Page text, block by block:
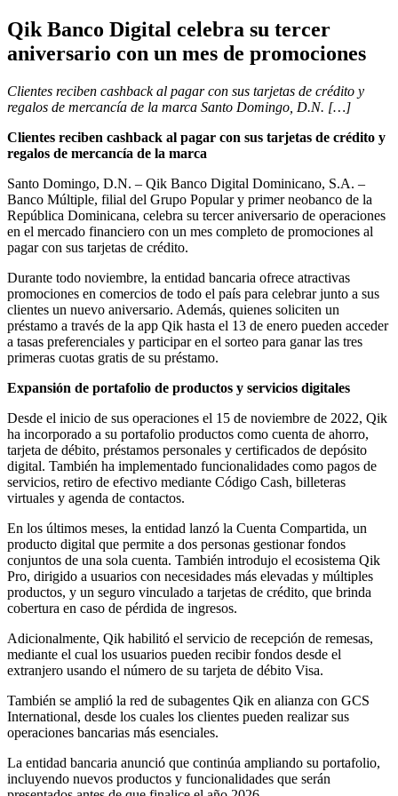
Qik Banco Digital celebra su tercer
aniversario con un mes de promociones
Clientes reciben cashback al pagar con sus tarjetas de crédito y
regalos de mercancía de la marca Santo Domingo, D.N. […]
Clientes reciben cashback al pagar con sus tarjetas de crédito y
regalos de mercancía de la marca
Santo Domingo, D.N. – Qik Banco Digital Dominicano, S.A. –
Banco Múltiple, filial del Grupo Popular y primer neobanco de la
República Dominicana, celebra su tercer aniversario de operaciones
en el mercado financiero con un mes completo de promociones al
pagar con sus tarjetas de crédito.
Durante todo noviembre, la entidad bancaria ofrece atractivas
promociones en comercios de todo el país para celebrar junto a sus
clientes un nuevo aniversario. Además, quienes soliciten un
préstamo a través de la app Qik hasta el 13 de enero pueden acceder
a tasas preferenciales y participar en el sorteo para ganar las tres
primeras cuotas gratis de su préstamo.
Expansión de portafolio de productos y servicios digitales
Desde el inicio de sus operaciones el 15 de noviembre de 2022, Qik
ha incorporado a su portafolio productos como cuenta de ahorro,
tarjeta de débito, préstamos personales y certificados de depósito
digital. También ha implementado funcionalidades como pagos de
servicios, retiro de efectivo mediante Código Cash, billeteras
virtuales y agenda de contactos.
En los últimos meses, la entidad lanzó la Cuenta Compartida, un
producto digital que permite a dos personas gestionar fondos
conjuntos de una sola cuenta. También introdujo el ecosistema Qik
Pro, dirigido a usuarios con necesidades más elevadas y múltiples
productos, y un seguro vinculado a tarjetas de crédito, que brinda
cobertura en caso de pérdida de ingresos.
Adicionalmente, Qik habilitó el servicio de recepción de remesas,
mediante el cual los usuarios pueden recibir fondos desde el
extranjero usando el número de su tarjeta de débito Visa.
También se amplió la red de subagentes Qik en alianza con GCS
International, desde los cuales los clientes pueden realizar sus
operaciones bancarias más esenciales.
La entidad bancaria anunció que continúa ampliando su portafolio,
incluyendo nuevos productos y funcionalidades que serán